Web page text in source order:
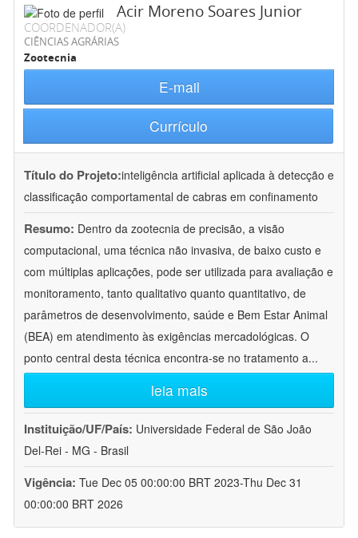
Acir Moreno Soares Junior
COORDENADOR(A)
CIÊNCIAS AGRÁRIAS
Zootecnia
E-mail
Currículo
Título do Projeto:inteligência artificial aplicada à detecção e
classificação comportamental de cabras em confinamento
Resumo: Dentro da zootecnia de precisão, a visão
computacional, uma técnica não invasiva, de baixo custo e
com múltiplas aplicações, pode ser utilizada para avaliação e
monitoramento, tanto qualitativo quanto quantitativo, de
parâmetros de desenvolvimento, saúde e Bem Estar Animal
(BEA) em atendimento às exigências mercadológicas. O
ponto central desta técnica encontra-se no tratamento a...
leia mais
Instituição/UF/País: Universidade Federal de São João
Del-Rei - MG - Brasil
Vigência: Tue Dec 05 00:00:00 BRT 2023-Thu Dec 31
00:00:00 BRT 2026